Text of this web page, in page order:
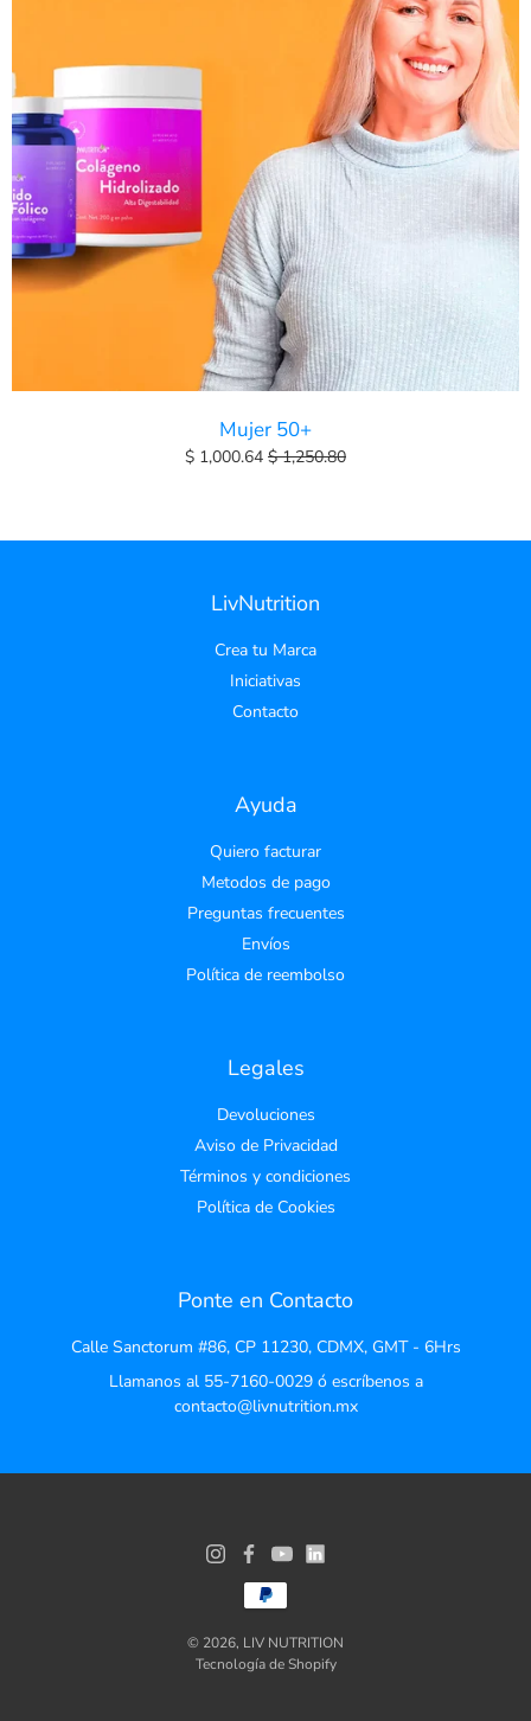
Mujer 50+
$ 1,000.64 $ 1,250.80
LivNutrition
Crea tu Marca
Iniciativas
Contacto
Ayuda
Quiero facturar
Metodos de pago
Preguntas frecuentes
Envíos
Política de reembolso
Legales
Devoluciones
Aviso de Privacidad
Términos y condiciones
Política de Cookies
Ponte en Contacto
Calle Sanctorum #86, CP 11230, CDMX, GMT - 6Hrs
Llamanos al 55-7160-0029 ó escríbenos a
contacto@livnutrition.mx
© 2026, LIV NUTRITION
Tecnología de Shopify